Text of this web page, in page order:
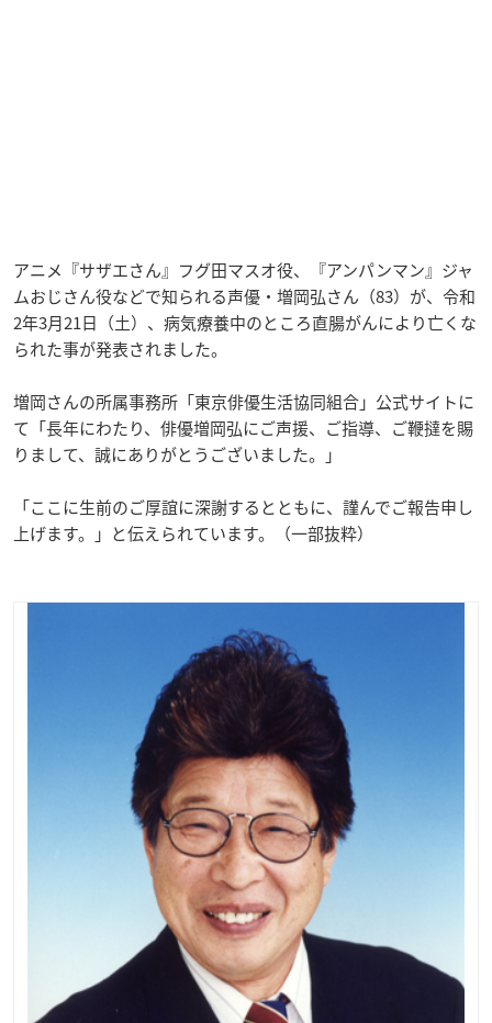
アニメ『サザエさん』フグ田マスオ役、『アンパンマン』ジャ
ムおじさん役などで知られる声優・増岡弘さん（83）が、令和
2年3月21日（土）、病気療養中のところ直腸がんにより亡くな
られた事が発表されました。
増岡さんの所属事務所「東京俳優生活協同組合」公式サイトに
て「長年にわたり、俳優増岡弘にご声援、ご指導、ご鞭撻を賜
りまして、誠にありがとうございました。」
「ここに生前のご厚誼に深謝するとともに、謹んでご報告申し
上げます。」と伝えられています。（一部抜粋）